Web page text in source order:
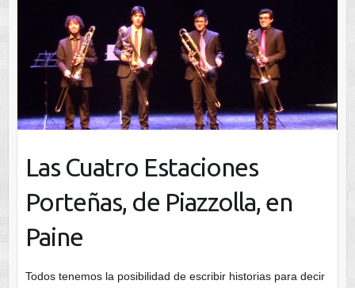
Las Cuatro Estaciones
Porteñas, de Piazzolla, en
Paine
Todos tenemos la posibilidad de escribir historias para decir